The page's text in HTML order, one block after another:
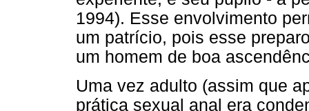
1994). Esse envolvimento
um patrício, pois esse
um homem de boa
Uma vez adulto (assim que
prática sexual anal era